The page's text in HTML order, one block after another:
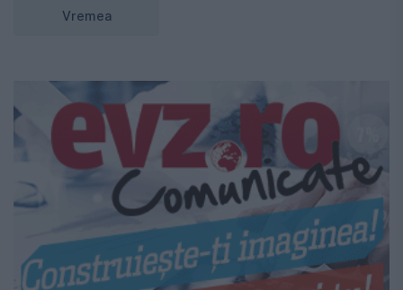
Vremea